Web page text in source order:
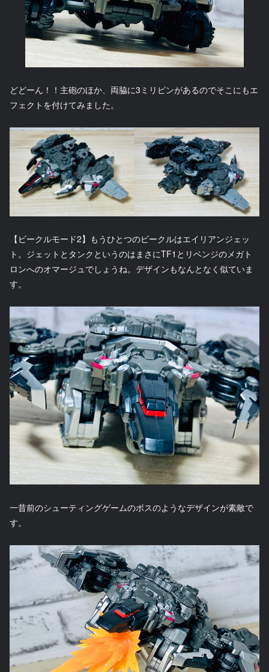
どどーん！！主砲のほか、両脇に3ミリピンがあるのでそこにもエ
フェクトを付けてみました。
【ビークルモード2】もうひとつのビークルはエイリアンジェッ
ト。ジェットとタンクというのはまさにTF1とリベンジのメガト
ロンへのオマージュでしょうね。デザインもなんとなく似ていま
す。
一昔前のシューティングゲームのボスのようなデザインが素敵で
す。